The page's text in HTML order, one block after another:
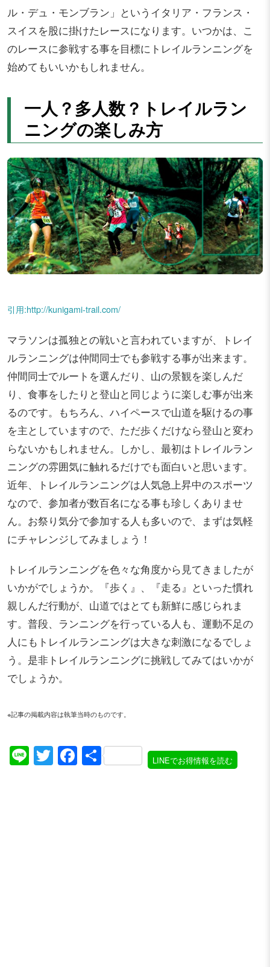
ル・デュ・モンブラン」というイタリア・フランス・
スイスを股に掛けたレースになります。いつかは、こ
のレースに参戦する事を目標にトレイルランニングを
始めてもいいかもしれません。
一人？多人数？トレイルラン
ニングの楽しみ方
引用:http://kunigami-trail.com/
マラソンは孤独との戦いと言われていますが、トレイ
ルランニングは仲間同士でも参戦する事が出来ます。
仲間同士でルートを選んだり、山の景観を楽しんだ
り、食事をしたりと登山と同じように楽しむ事が出来
るのです。もちろん、ハイペースで山道を駆けるの事
を主としていますので、ただ歩くだけなら登山と変わ
らないかもしれません。しかし、最初はトレイルラン
ニングの雰囲気に触れるだけでも面白いと思います。
近年、トレイルランニングは人気急上昇中のスポーツ
なので、参加者が数百名になる事も珍しくありませ
ん。お祭り気分で参加する人も多いので、まずは気軽
にチャレンジしてみましょう！
トレイルランニングを色々な角度から見てきましたが
いかがでしょうか。『歩く』、『走る』といった慣れ
親しんだ行動が、山道ではとても新鮮に感じられま
す。普段、ランニングを行っている人も、運動不足の
人にもトレイルランニングは大きな刺激になるでしょ
う。是非トレイルランニングに挑戦してみてはいかが
でしょうか。
※記事の掲載内容は執筆当時のものです。
LineTwitter
Facebook
共
有
LINEでお得情報を読む